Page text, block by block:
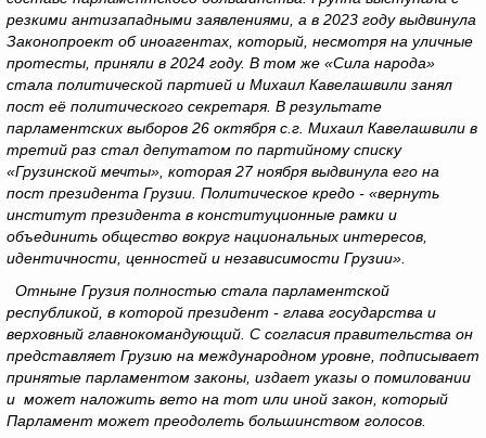
резкими антизападными заявлениями, а в 2023 году выдвинула
Законопроект об иноагентах, который, несмотря на уличные
протесты, приняли в 2024 году. В том же «Сила народа»
стала политической партией и Михаил Кавелашвили занял
пост её политического секретаря. В результате
парламентских выборов 26 октября с.г. Михаил Кавелашвили в
третий раз стал депутатом по партийному списку
«Грузинской мечты», которая 27 ноября выдвинула его на
пост президента Грузии. Политическое кредо - «вернуть
институт президента в конституционные рамки и
объединить общество вокруг национальных интересов,
идентичности, ценностей и независимости Грузии».
Отныне Грузия полностью стала парламентской
республикой, в которой президент - глава государства и
верховный главнокомандующий. С согласия правительства он
представляет Грузию на международном уровне, подписывает
принятые парламентом законы, издает указы о помиловании
и может наложить вето на тот или иной закон, который
Парламент может преодолеть большинством голосов.